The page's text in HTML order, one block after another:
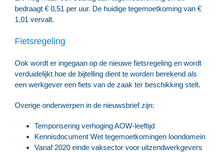
bedraagt € 0,51 per uur. De huidige tegemoetkoming van €
1,01 vervalt.
Fietsregeling
Ook wordt er ingegaan op de nieuwe fietsregeling en wordt
verduidelijkt hoe de bijtelling dient te worden berekend als
een werkgever een fiets van de zaak ter beschikking stelt.
Overige onderwerpen in de nieuwsbrief zijn:
Temporisering verhoging AOW-leeftijd
Kennisdocument Wet tegemoetkomingen loondomein
Vanaf 2020 einde vaksector voor uitzendwerkgevers